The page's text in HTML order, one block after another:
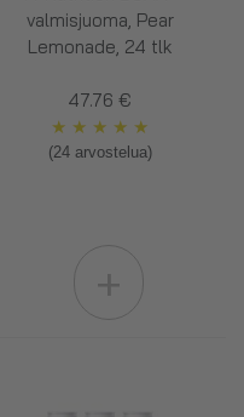
valmisjuoma, Pear
Lemonade, 24 tlk
47.76 €
★ ★ ★ ★ ★
(24 arvostelua)